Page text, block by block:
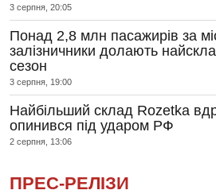
3 серпня, 20:05
Понад 2,8 млн пасажирів за
залізничники долають
сезон
3 серпня, 19:00
Найбільший склад Rozetka
опинився під ударом РФ
2 серпня, 13:06
ПРЕС-РЕЛІЗИ